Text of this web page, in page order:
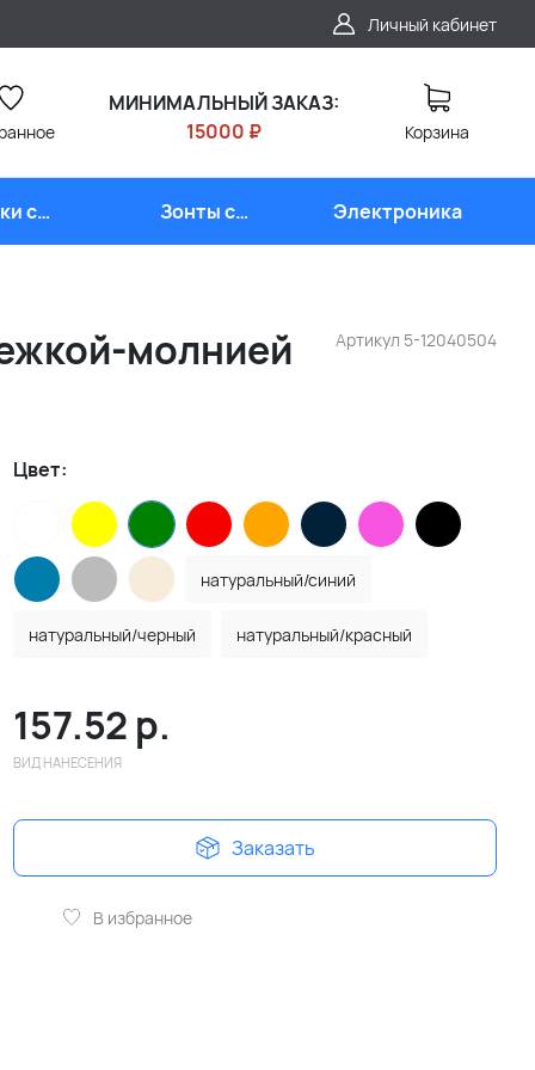
Личный кабинет
МИНИМАЛЬНЫЙ ЗАКАЗ:
15000 ₽
Корзина
с
Зонты с
логотипом
Электроника
Артикул 5-12040504
молнией
Цвет:
натуральный/синий
натуральный/черный натуральный/красный
157.52 р.
ВИД НАНЕСЕНИЯ
Заказать
В избранное